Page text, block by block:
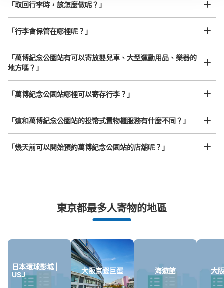
放下行李，愉快度過一整天！
任何尺寸的行李都OK
樂器、嬰兒車、腳踏車等，只要是1個人能搬運的行李尺寸就OK
發生行李破損、被偷等狀況時安心有保障
「取回行李時，該怎麼做呢？」
「行李會保管在哪裡呢？」
「萬博紀念公園站有可以寄放嬰兒車、大型運動用品、樂器的
地方嗎？」
「萬博紀念公園站哪裡可以寄存行李？」
「這和萬博紀念公園站的投幣式置物櫃服務有什麼不同？」
「幾天前可以開始預約萬博紀念公園站的店舖呢？」
東京都最多人寄物的地區
日本環球影城 |
USJ
大阪京瓷巨蛋 海遊館 大